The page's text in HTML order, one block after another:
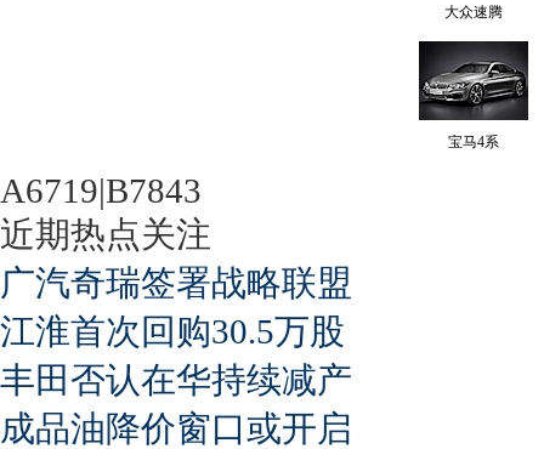
大众速腾
宝马4系
A6719|B7843
近期热点关注
广汽奇瑞签署战略联盟
江淮首次回购30.5万股
丰田否认在华持续减产
成品油降价窗口或开启